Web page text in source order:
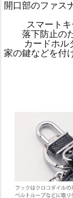
開口部のファス
スマート
落下防止の
カードホル
家の鍵などを付